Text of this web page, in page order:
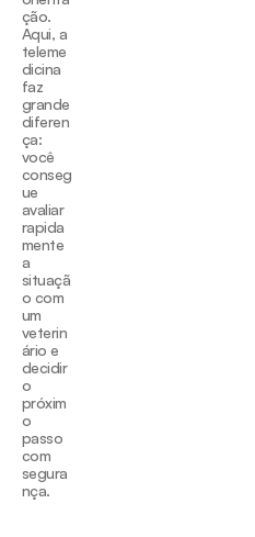
ção.
Aqui, a
teleme
dicina
faz
grande
diferen
ça:
você
conseg
ue
avaliar
rapida
mente
a
situaçã
o com
um
veterin
ário e
decidir
o
próxim
o
passo
com
segura
nça.